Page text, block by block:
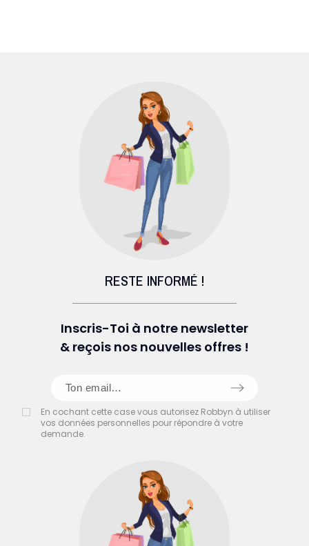
RESTE INFORMÉ !
Inscris-Toi à notre newsletter
& reçois nos nouvelles offres !
En cochant cette case vous autorisez Robbyn à utiliser
vos données personnelles pour répondre à votre
demande.